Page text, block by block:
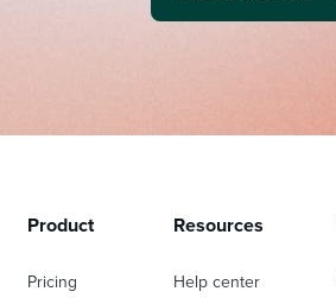
Product
Pricing
Resources
Help center